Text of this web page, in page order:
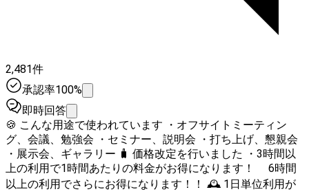
2,481件
承認率100%
即時回答
🍪 こんな用途で使われています ・オフサイトミーティン
グ、会議、勉強会 ・セミナー、説明会 ・打ち上げ、懇親会
・展示会、ギャラリー 🧳 価格改定を行いました ・3時間以
上の利用で1時間あたりの料金がお得になります！ 6時間
以上の利用でさらにお得になります！！ 🕰️ 1日単位利用が